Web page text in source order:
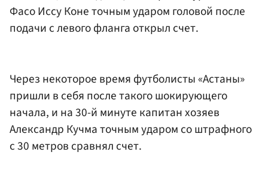
Фасо Иссу Коне точным ударом головой после
подачи с левого фланга открыл счет.
Через некоторое время футболисты «Астаны»
пришли в себя после такого шокирующего
начала, и на 30-й минуте капитан хозяев
Александр Кучма точным ударом со штрафного
с 30 метров сравнял счет.